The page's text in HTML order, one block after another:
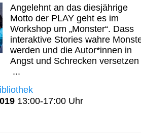
Angelehnt an das diesjährige
Motto der PLAY geht es im
Workshop um „Monster“. Dass
interaktive Stories wahre
werden und die Autor*innen in
Angst und Schrecken versetzen
...
13:00-17:00 Uhr